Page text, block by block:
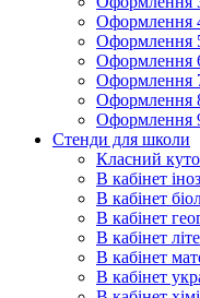
Оформлення
Оформлення
Оформлення
Оформлення
Оформлення
Оформлення
Стенди для школи
Класний
В кабінет
В кабінет
В кабінет
В кабінет
В кабінет
В кабінет